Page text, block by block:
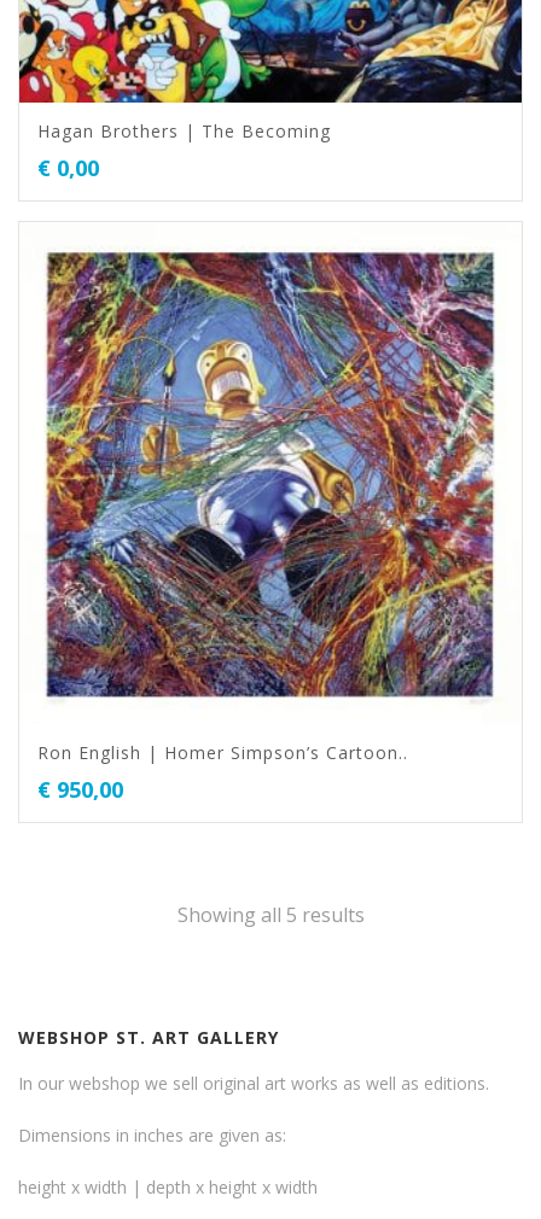
Hagan Brothers | The Becoming
€ 0,00
Ron English | Homer Simpson’s Cartoon..
€ 950,00
Showing all 5 results
WEBSHOP ST. ART GALLERY
In our webshop we sell original art works as well as editions.
Dimensions in inches are given as:
height x width | depth x height x width